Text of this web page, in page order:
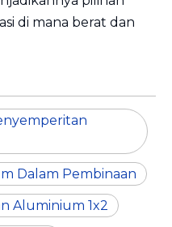
di mana berat dan
Dalam Pembinaan
Aluminium 1x2